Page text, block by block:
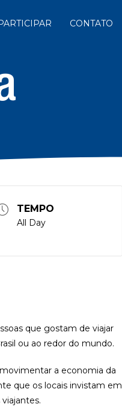
CONTATO
TEMPO
All Day
que gostam de viajar
ou ao redor do mundo.
a economia da
que os locais invistam em